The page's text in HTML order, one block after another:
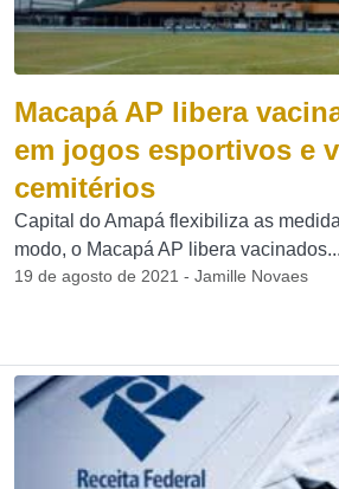
Macapá AP libera
em jogos esportivos e
cemitérios
Capital do Amapá flexibiliza as
modo, o Macapá AP libera vacinados...
19 de agosto de 2021 - Jamille Novaes